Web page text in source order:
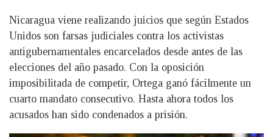
Nicaragua viene realizando juicios que según Estados
Unidos son farsas judiciales contra los activistas
antigubernamentales encarcelados desde antes de las
elecciones del año pasado. Con la oposición
imposibilitada de competir, Ortega ganó fácilmente un
cuarto mandato consecutivo. Hasta ahora todos los
acusados han sido condenados a prisión.